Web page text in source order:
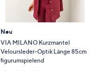
Neu
VIA MILANO Kurzmantel
Veloursleder-Optik Länge 85cm
figurumspielend